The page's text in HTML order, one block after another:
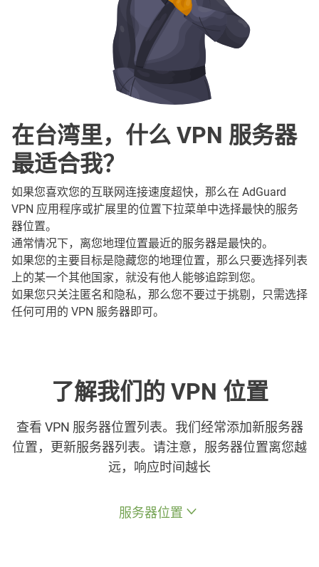
在台湾里，什么 VPN 服务器
最适合我？
如果您喜欢您的互联网连接速度超快，那么在 AdGuard
VPN 应用程序或扩展里的位置下拉菜单中选择最快的服务
器位置。
通常情况下，离您地理位置最近的服务器是最快的。
如果您的主要目标是隐藏您的地理位置，那么只要选择列表
上的某一个其他国家，就没有他人能够追踪到您。
如果您只关注匿名和隐私，那么您不要过于挑剔，只需选择
任何可用的 VPN 服务器即可。
了解我们的 VPN 位置
查看 VPN 服务器位置列表。我们经常添加新服务器
位置，更新服务器列表。请注意，服务器位置离您越
远，响应时间越长
服务器位置